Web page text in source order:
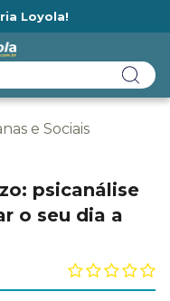
Loyola!
e Sociais
psicanálise
o seu dia a